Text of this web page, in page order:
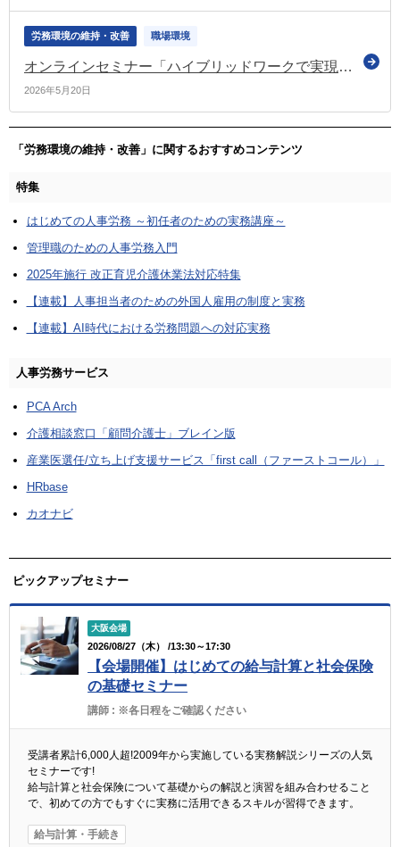
労務環境の維持・改善 職場環境
オンラインセミナー「ハイブリッドワークで実現するウェルビーイング経営」を開催（テレワーク総合ポータルサイト）
2026年5月20日
「労務環境の維持・改善」に関するおすすめコンテンツ
特集
はじめての人事労務 ～初任者のための実務講座～
管理職のための人事労務入門
2025年施行 改正育児介護休業法対応特集
【連載】人事担当者のための外国人雇用の制度と実務
【連載】AI時代における労務問題への対応実務
人事労務サービス
PCA Arch
介護相談窓口「顧問介護士」ブレイン版
産業医選任/立ち上げ支援サービス「first call（ファーストコール）」
HRbase
カオナビ
ピックアップセミナー
大阪会場
2026/08/27（木） /13:30～17:30
【会場開催】はじめての給与計算と社会保険
の基礎セミナー
講師 : ※各日程をご確認ください
受講者累計6,000人超!2009年から実施している実務解説シリーズの人気
セミナーです!
給与計算と社会保険について基礎からの解説と演習を組み合わせること
で、初めての方でもすぐに実務に活用できるスキルが習得できます。
給与計算・手続き